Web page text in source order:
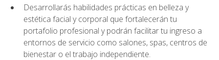
Desarrollarás habilidades prácticas en belleza y
estética facial y corporal que fortalecerán tu
portafolio profesional y podrán facilitar tu ingreso a
entornos de servicio como salones, spas, centros de
bienestar o el trabajo independiente.